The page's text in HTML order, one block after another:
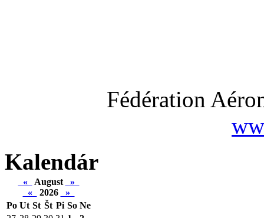
Fédération
Kalendár
« August
»
«
2026
»
Po Ut St Št Pi So Ne